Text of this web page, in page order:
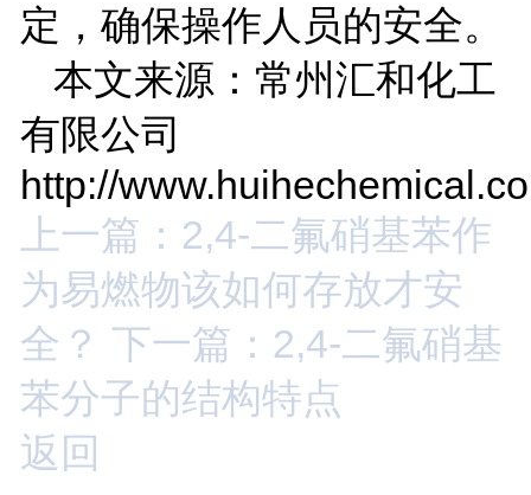
定，确保操作人员的安全。
本文来源：常州汇和化工
有限公司
http://
上一篇：2,4-二氟硝基苯作
为易燃物该如何存放才安
全？ 下一篇：2,4-二氟硝基
苯分子的结构特点
返回